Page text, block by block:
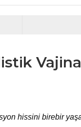
hissini birebir